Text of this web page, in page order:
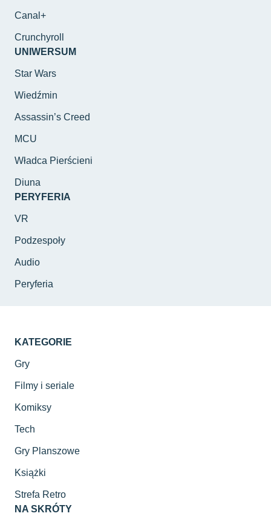
Canal+
Crunchyroll
UNIWERSUM
Star Wars
Wiedźmin
Assassin’s Creed
MCU
Władca Pierścieni
Diuna
PERYFERIA
VR
Podzespoły
Audio
Peryferia
KATEGORIE
Gry
Filmy i seriale
Komiksy
Tech
Gry Planszowe
Książki
Strefa Retro
NA SKRÓTY